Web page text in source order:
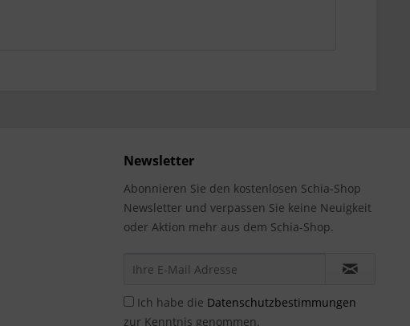
Newsletter
Abonnieren Sie den kostenlosen Schia-Shop
Newsletter und verpassen Sie keine Neuigkeit
oder Aktion mehr aus dem Schia-Shop.
Ich habe die Datenschutzbestimmungen
zur Kenntnis genommen.